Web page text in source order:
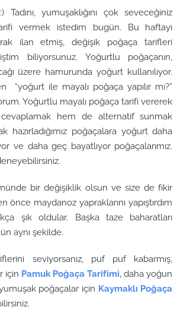
yumuşaklığını çok seveceğiniz
vermek istedim bugün. Bu haftayı
ilan etmiş, değişik poğaça tarifleri
biliyorsunuz. Yoğurtlu poğaçanın,
üzere hamurunda yoğurt kullanılıyor.
“yoğurt ile mayalı poğaça yapılır mı?”
Yoğurtlu mayalı poğaça tarifi vererek
hem de alternatif sunmak
hazırladığımız poğaçalara yoğurt daha
ve daha geç bayatlıyor poğaçalarımız.
bir değişiklik olsun ve size de fikir
maydanoz yapraklarını yapıştırdım
şık oldular. Başka taze baharatları
aynı şekilde.
seviyorsanız, puf puf kabarmış,
için Pamuk Poğaça Tarifimi, daha yoğun
yumuşak poğaçalar için Kaymaklı Poğaça